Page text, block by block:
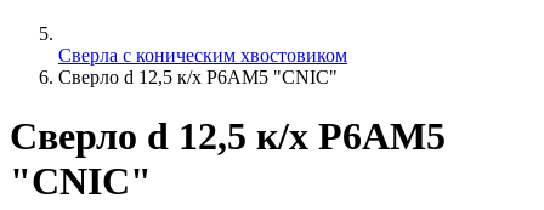
Сверла с коническим хвостовиком
Сверло d 12,5 к/х Р6АМ5 "CNIC"
Сверло d 12,5 к/х Р6АМ5
"CNIC"